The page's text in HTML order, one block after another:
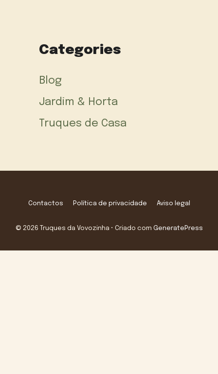
Categories
Blog
Jardim & Horta
Truques de Casa
Contactos Política de privacidade Aviso legal
© 2026 Truques da Vovozinha • Criado com GeneratePress